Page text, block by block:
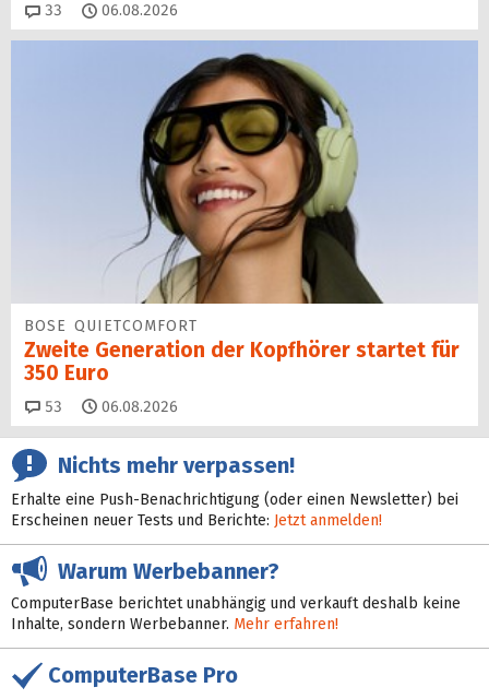
33 Kommentare
06.08.2026
BOSE QUIETCOMFORT
Zweite Generation der Kopfhörer startet für
350 Euro
53 Kommentare
06.08.2026
Nichts mehr verpassen!
Erhalte eine Push-Benachrichtigung (oder einen Newsletter) bei
Erscheinen neuer Tests und Berichte: Jetzt anmelden!
Warum Werbebanner?
ComputerBase berichtet unabhängig und verkauft deshalb keine
Inhalte, sondern Werbebanner. Mehr erfahren!
ComputerBase Pro